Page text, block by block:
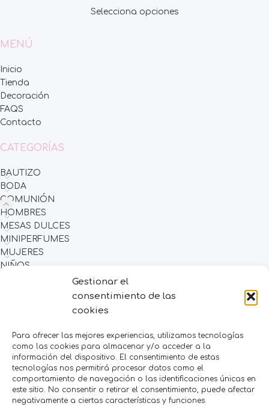
Gestionar el
consentimiento de las
cookies
Para ofrecer las mejores experiencias, utilizamos tecnologías
como las cookies para almacenar y/o acceder a la
información del dispositivo. El consentimiento de estas
tecnologías nos permitirá procesar datos como el
comportamiento de navegación o las identificaciones únicas en
este sitio. No consentir o retirar el consentimiento, puede afectar
negativamente a ciertas características y funciones.
Selecciona opciones
MENÚ
Inicio
Tienda
Decoración
FAQS
Contacto
CATEGORÍAS
BAUTIZO
BODA
COMUNIÓN
HOMBRES
MESAS DULCES
MINIPERFUMES
MUJERES
NIÑOS
LEGAL
Aviso Legal
Política de Privacidad
Política de Cookies
Condiciones de venta